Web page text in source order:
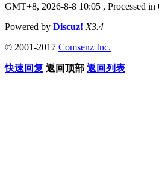
GMT+8, 2026-8-8 10:05 , Processed
Powered by Discuz! X3.4
© 2001-2017 Comsenz Inc.
快速回复 返回顶部 返回列表